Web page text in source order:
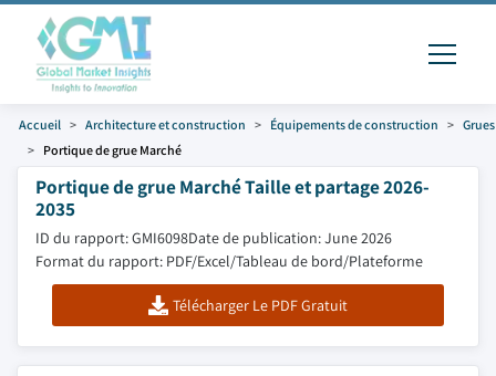
Accueil Architecture et construction Équipements de construction
Grues
Portique de grue Marché
Portique de grue Marché Taille et partage 2026-
2035
ID du rapport: GMI6098Date de publication: June 2026
Format du rapport: PDF/Excel/Tableau de bord/Plateforme
Télécharger Le PDF Gratuit